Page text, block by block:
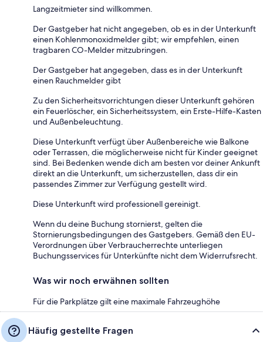
Langzeitmieter sind willkommen.
Der Gastgeber hat nicht angegeben, ob es in der Unterkunft
einen Kohlenmonoxidmelder gibt; wir empfehlen, einen
tragbaren CO-Melder mitzubringen.
Der Gastgeber hat angegeben, dass es in der Unterkunft
einen Rauchmelder gibt
Zu den Sicherheitsvorrichtungen dieser Unterkunft gehören
ein Feuerlöscher, ein Sicherheitssystem, ein Erste-Hilfe-Kasten
und Außenbeleuchtung.
Diese Unterkunft verfügt über Außenbereiche wie Balkone
oder Terrassen, die möglicherweise nicht für Kinder geeignet
sind. Bei Bedenken wende dich am besten vor deiner Ankunft
direkt an die Unterkunft, um sicherzustellen, dass dir ein
passendes Zimmer zur Verfügung gestellt wird.
Diese Unterkunft wird professionell gereinigt.
Wenn du deine Buchung stornierst, gelten die
Stornierungsbedingungen des Gastgebers. Gemäß den EU-
Verordnungen über Verbraucherrechte unterliegen
Buchungsservices für Unterkünfte nicht dem Widerrufsrecht.
Was wir noch erwähnen sollten
Für die Parkplätze gilt eine maximale Fahrzeughöhe
Häufig gestellte Fragen